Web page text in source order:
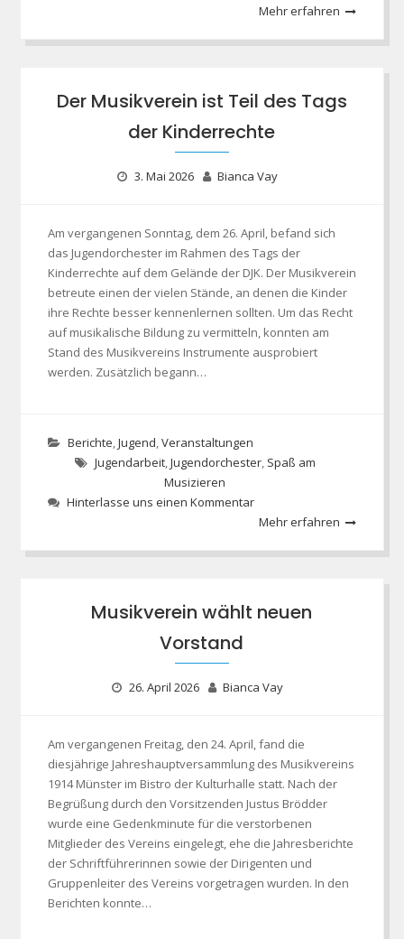
Mehr erfahren
Der Musikverein ist Teil des Tags
der Kinderrechte
3. Mai 2026 Bianca Vay
Am vergangenen Sonntag, dem 26. April, befand sich
das Jugendorchester im Rahmen des Tags der
Kinderrechte auf dem Gelände der DJK. Der Musikverein
betreute einen der vielen Stände, an denen die Kinder
ihre Rechte besser kennenlernen sollten. Um das Recht
auf musikalische Bildung zu vermitteln, konnten am
Stand des Musikvereins Instrumente ausprobiert
werden. Zusätzlich begann…
Berichte,Jugend,Veranstaltungen
Jugendarbeit,Jugendorchester, Spaß am
Musizieren
Hinterlasse uns einen Kommentar
Mehr erfahren
Musikverein wählt neuen
Vorstand
26. April 2026 Bianca Vay
Am vergangenen Freitag, den 24. April, fand die
diesjährige Jahreshauptversammlung des Musikvereins
1914 Münster im Bistro der Kulturhalle statt. Nach der
Begrüßung durch den Vorsitzenden Justus Brödder
wurde eine Gedenkminute für die verstorbenen
Mitglieder des Vereins eingelegt, ehe die Jahresberichte
der Schriftführerinnen sowie der Dirigenten und
Gruppenleiter des Vereins vorgetragen wurden. In den
Berichten konnte…